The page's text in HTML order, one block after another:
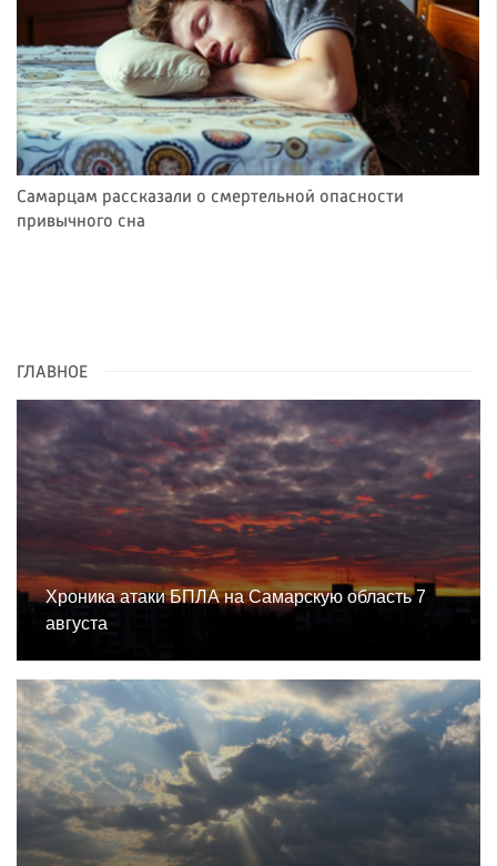
Самарцам рассказали о смертельной опасности
привычного сна
ГЛАВНОЕ
Хроника атаки БПЛА на Самарскую область 7
августа